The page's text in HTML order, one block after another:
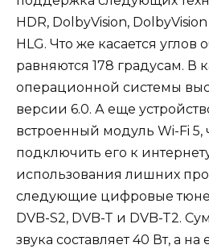
HDR, DolbyVision,
HLG. Что же касается углов
равняются 178 градусам. В
операционной системы
версии 6.0. А еще
встроенный модуль Wi-Fi 5,
подключить его к
использования лишних
следующие цифровые
DVB-S2, DVB-T и DVB-T2.
звука составляет 40 Вт, а на